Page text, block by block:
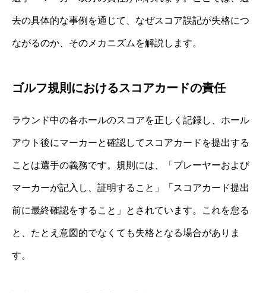
去の具体的な事例を通じて、なぜスコア誤記が失格につ
ながるのか、そのメカニズムを解説します。
ゴルフ規則におけるスコアカードの責任
ラウンド中の各ホールのスコアを正しく記録し、ホール
アウト後にマーカーと確認してスコアカードを提出する
ことは選手の義務です。規則には、「プレーヤーおよび
マーカーが記入し、証明すること」「スコアカード提出
前に最終確認をすること」とされています。これを怠る
と、たとえ意図的でなくても失格となる場合がありま
す。